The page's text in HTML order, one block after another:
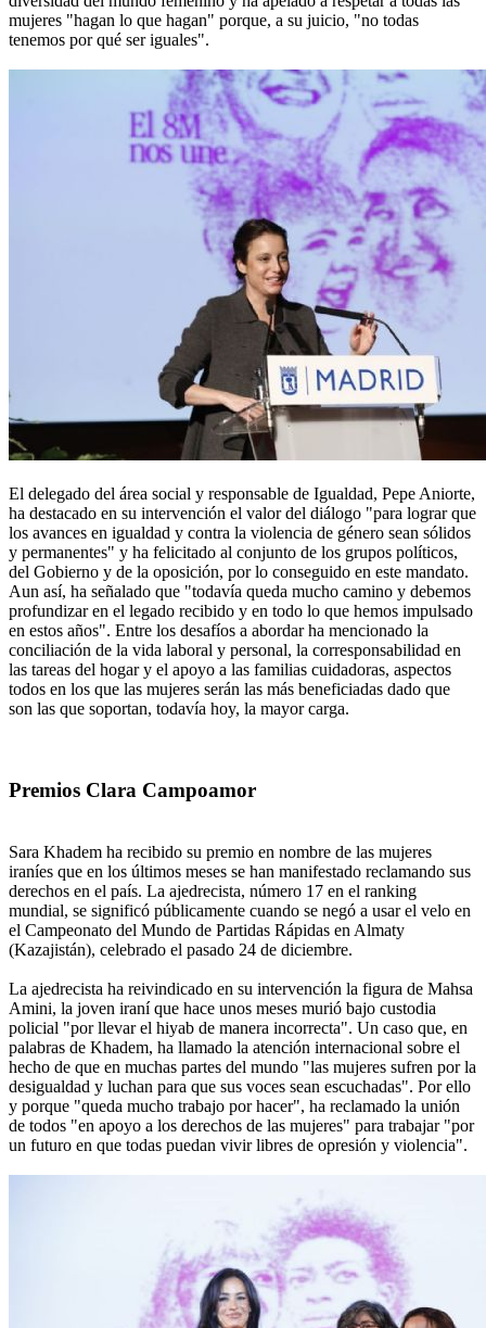
mujeres "hagan lo que hagan" porque, a su juicio, "no todas
tenemos por qué ser iguales".
El delegado del área social y responsable de Igualdad, Pepe Aniorte,
ha destacado en su intervención el valor del diálogo "para lograr que
los avances en igualdad y contra la violencia de género sean sólidos
y permanentes" y ha felicitado al conjunto de los grupos políticos,
del Gobierno y de la oposición, por lo conseguido en este mandato.
Aun así, ha señalado que "todavía queda mucho camino y debemos
profundizar en el legado recibido y en todo lo que hemos impulsado
en estos años". Entre los desafíos a abordar ha mencionado la
conciliación de la vida laboral y personal, la corresponsabilidad en
las tareas del hogar y el apoyo a las familias cuidadoras, aspectos
todos en los que las mujeres serán las más beneficiadas dado que
son las que soportan, todavía hoy, la mayor carga.
Premios Clara Campoamor
Sara Khadem ha recibido su premio en nombre de las mujeres
iraníes que en los últimos meses se han manifestado reclamando sus
derechos en el país. La ajedrecista, número 17 en el ranking
mundial, se significó públicamente cuando se negó a usar el velo en
el Campeonato del Mundo de Partidas Rápidas en Almaty
(Kazajistán), celebrado el pasado 24 de diciembre.
La ajedrecista ha reivindicado en su intervención la figura de Mahsa
Amini, la joven iraní que hace unos meses murió bajo custodia
policial "por llevar el hiyab de manera incorrecta". Un caso que, en
palabras de Khadem, ha llamado la atención internacional sobre el
hecho de que en muchas partes del mundo "las mujeres sufren por la
desigualdad y luchan para que sus voces sean escuchadas". Por ello
y porque "queda mucho trabajo por hacer", ha reclamado la unión
de todos "en apoyo a los derechos de las mujeres" para trabajar "por
un futuro en que todas puedan vivir libres de opresión y violencia".